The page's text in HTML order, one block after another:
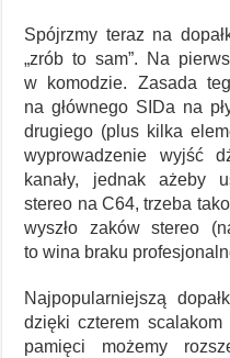
Spójrzmy teraz na
„zrób to sam”. Na
w komodzie. Zasada
na głównego SIDa na
drugiego (plus kilka
wyprowadzenie wyjść
kanały, jednak ażeby
stereo na C64, trzeba
wyszło zaków stereo
to wina braku
Najpopularniejszą
dzięki czterem
pamięci możemy